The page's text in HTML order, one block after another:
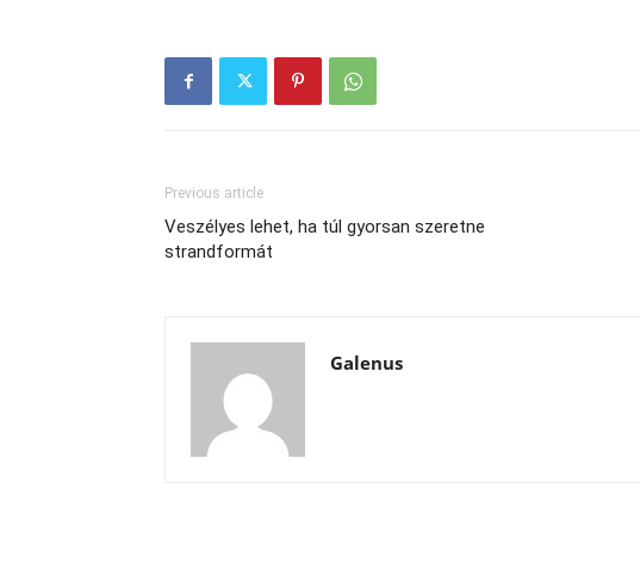
Previous article
Veszélyes lehet, ha túl gyorsan szeretne
strandformát
Galenus